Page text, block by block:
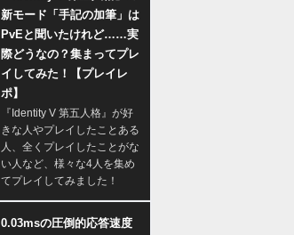
新モード「手記の加筆」は
PvEと聞いたけれど……実
際どうなの？集まってプレ
イしてみた！【プレイレ
ポ】
『Identity V 第五人格』が好
きな人やプレイしたことある
人、全くプレイしたことがな
い人など、様々な4人を集め
てプレイしてみました！
0.03msの圧倒的応答速度